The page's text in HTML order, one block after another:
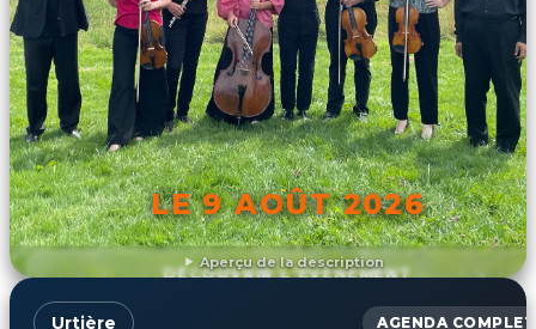
Aperçu de la description
LE 9 AOÛT 2026
DÉCOUVRIR L'ÉVÉNEMENT
Urtière AGENDA COMPLET